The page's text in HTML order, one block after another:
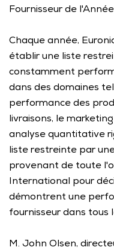
Fournisseur de
Chaque année,
établir une liste
constamment
dans des domaines
performance des
livraisons, le
analyse quantitative
liste restreinte par
provenant de toute
International pour
démontrent une
fournisseur dans tous
M. John Olsen,